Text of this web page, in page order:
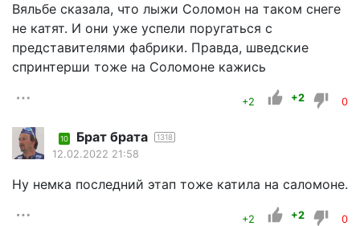
Вяльбе сказала, что лыжи Соломон на таком снеге
не катят. И они уже успели поругаться с
представителями фабрики. Правда, шведские
спринтерши тоже на Соломоне кажись
+2 +2 0
10 Брат брата 1318
12.02.2022 21:58
Ну немка последний этап тоже катила на саломоне.
+2 +2 0